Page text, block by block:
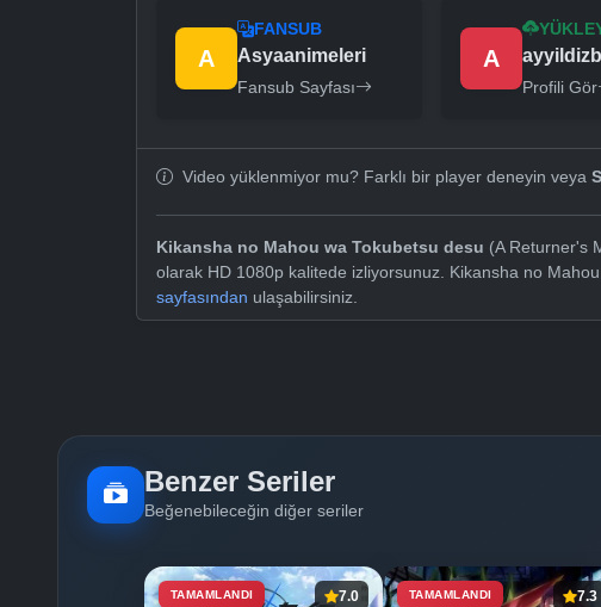
A
FANSUB
Asyaanimeleri
Fansub Sayfası
A
Profili Gör
Video yüklenmiyor mu? Farklı bir player deneyin veya
Kikansha no Mahou wa Tokubetsu desu (A Returner's
olarak HD 1080p kalitede izliyorsunuz. Kikansha no
sayfasından ulaşabilirsiniz.
Benzer Seriler
Beğenebileceğin diğer seriler
TAMAMLANDI 7.0 TAMAMLANDI 7.3